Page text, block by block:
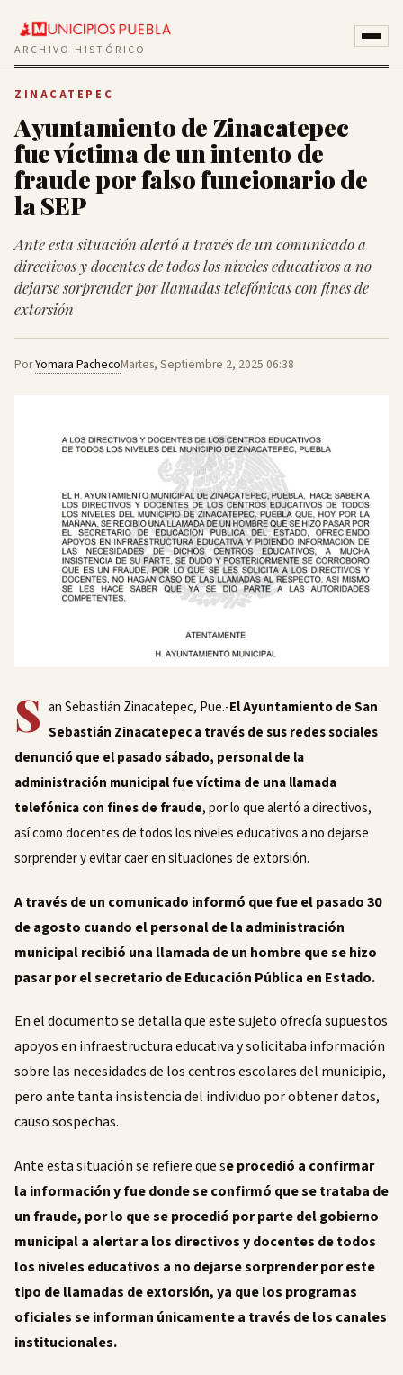
ARCHIVO HISTÓRICO
ZINACATEPEC
Ayuntamiento de Zinacatepec
fue víctima de un intento de
fraude por falso funcionario de
la SEP
Ante esta situación alertó a través de un comunicado a
directivos y docentes de todos los niveles educativos a no
dejarse sorprender por llamadas telefónicas con fines de
extorsión
PorYomara PachecoMartes, Septiembre 2, 2025 06:38
S an Sebastián Zinacatepec, Pue.-El Ayuntamiento de San
Sebastián Zinacatepec a través de sus redes sociales
denunció que el pasado sábado, personal de la
administración municipal fue víctima de una llamada
telefónica con fines de fraude, por lo que alertó a directivos,
así como docentes de todos los niveles educativos a no dejarse
sorprender y evitar caer en situaciones de extorsión.
A través de un comunicado informó que fue el pasado 30
de agosto cuando el personal de la administración
municipal recibió una llamada de un hombre que se hizo
pasar por el secretario de Educación Pública en Estado.
En el documento se detalla que este sujeto ofrecía supuestos
apoyos en infraestructura educativa y solicitaba información
sobre las necesidades de los centros escolares del municipio,
pero ante tanta insistencia del individuo por obtener datos,
causo sospechas.
Ante esta situación se refiere que se procedió a confirmar
la información y fue donde se confirmó que se trataba de
un fraude, por lo que se procedió por parte del gobierno
municipal a alertar a los directivos y docentes de todos
los niveles educativos a no dejarse sorprender por este
tipo de llamadas de extorsión, ya que los programas
oficiales se informan únicamente a través de los canales
institucionales.